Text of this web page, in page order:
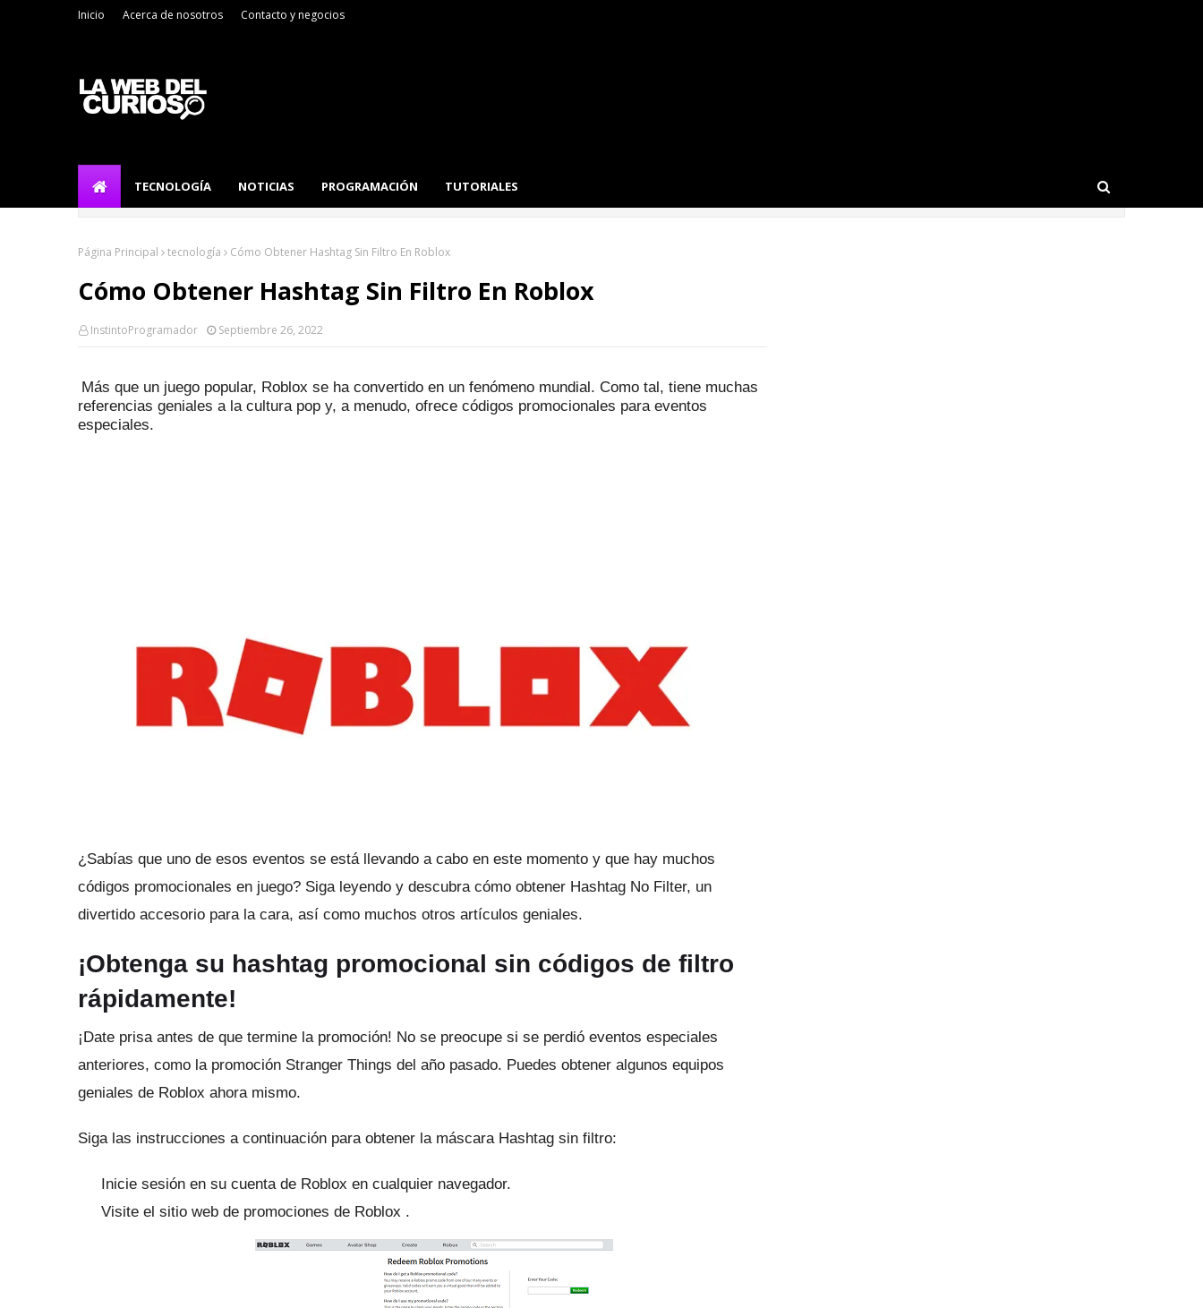
Inicio Acerca de nosotros Contacto y negocios
TECNOLOGÍA NOTICIAS PROGRAMACIÓN TUTORIALES
Página Principal tecnología Cómo Obtener Hashtag Sin Filtro En Roblox
Cómo Obtener Hashtag Sin Filtro En Roblox
InstintoProgramador Septiembre 26, 2022
Más que un juego popular, Roblox se ha convertido en un fenómeno mundial. Como tal, tiene muchas
referencias geniales a la cultura pop y, a menudo, ofrece códigos promocionales para eventos
especiales.
¿Sabías que uno de esos eventos se está llevando a cabo en este momento y que hay muchos
códigos promocionales en juego? Siga leyendo y descubra cómo obtener Hashtag No Filter, un
divertido accesorio para la cara, así como muchos otros artículos geniales.
¡Obtenga su hashtag promocional sin códigos de filtro
rápidamente!
¡Date prisa antes de que termine la promoción! No se preocupe si se perdió eventos especiales
anteriores, como la promoción Stranger Things del año pasado. Puedes obtener algunos equipos
geniales de Roblox ahora mismo.
Siga las instrucciones a continuación para obtener la máscara Hashtag sin filtro:
Inicie sesión en su cuenta de Roblox en cualquier navegador.
Visite el sitio web de promociones de Roblox .